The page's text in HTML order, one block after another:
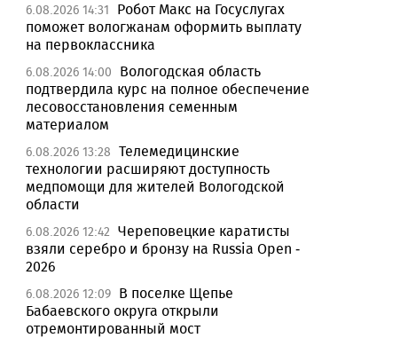
6.08.2026 14:31
Робот Макс на Госуслугах
поможет вологжанам оформить выплату
на первоклассника
6.08.2026 14:00
Вологодская область
подтвердила курс на полное обеспечение
лесовосстановления семенным
материалом
6.08.2026 13:28 Телемедицинские
технологии расширяют доступность
медпомощи для жителей Вологодской
области
6.08.2026 12:42 Череповецкие каратисты
взяли серебро и бронзу на Russia Open -
2026
6.08.2026 12:09 В поселке Щепье
Бабаевского округа открыли
отремонтированный мост